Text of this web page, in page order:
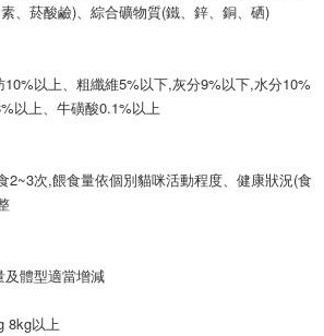
support/home
有限公司提供之「AFTEE先享後付」服務完成之交
內提供個人資料，並將交易相關給付款項請求債
限公司。
徵得法定代理人或監護人之同意方可使用
未經同意申辦者引起之損失，本公司不負相關責
；若仍有額度不足之情形，本公司將視審查結果
或使用他人資訊註冊。若發現惡意使用之情形，
權停止該用戶之使用額度並採取法律行動。
、菸酸鹼)、綜合礦物質(鐵、鋅、銅、硒)
以上、粗纖維5%以下,灰分9%以下,水分10%
以上、牛磺酸0.1%以上
2~3次,餵食量依個別貓咪活動程度、健康狀況(食
體型適當增減
8kg以上